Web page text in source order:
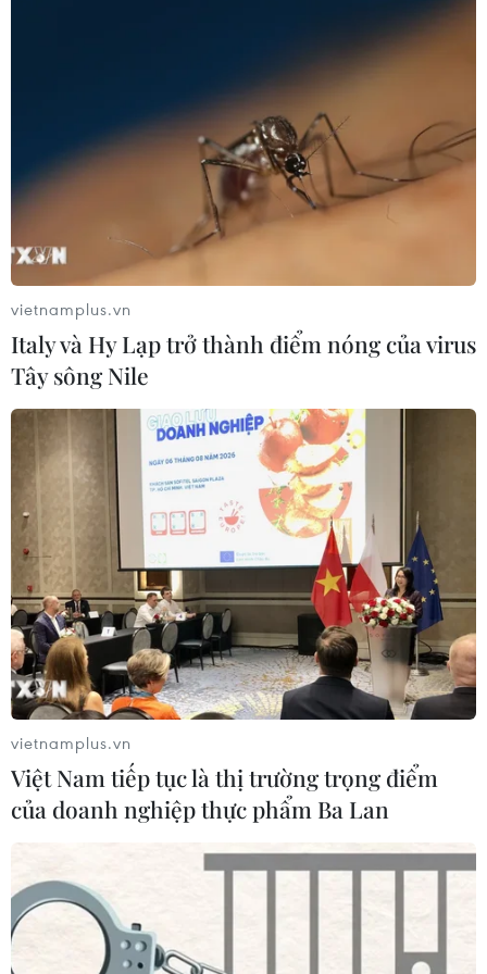
Đắk Nông cách ly tại nhà các trường hợp
trở về hoặc đến từ TP.HCM
09/02/2021 22:55
Chủ tịch Ủy ban Nhân dân tỉnh Đắk Nông chỉ đạo cách
ly tại nhà đối với tất cả các trường hợp trở về hoặc đến
từ Thành phố Hồ Chí Minh từ ngày 9/2, thời gian cách
ly tối đa 14 ngày.
vietnamplus.vn
Italy và Hy Lạp trở thành điểm nóng của virus
Tây sông Nile
vietnamplus.vn
Việt Nam tiếp tục là thị trường trọng điểm
của doanh nghiệp thực phẩm Ba Lan